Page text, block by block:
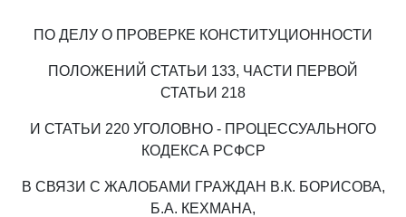
ПО ДЕЛУ О ПРОВЕРКЕ КОНСТИТУЦИОННОСТИ
ПОЛОЖЕНИЙ СТАТЬИ 133, ЧАСТИ ПЕРВОЙ
СТАТЬИ 218
И СТАТЬИ 220 УГОЛОВНО - ПРОЦЕССУАЛЬНОГО
КОДЕКСА РСФСР
В СВЯЗИ С ЖАЛОБАМИ ГРАЖДАН В.К. БОРИСОВА,
Б.А. КЕХМАНА,